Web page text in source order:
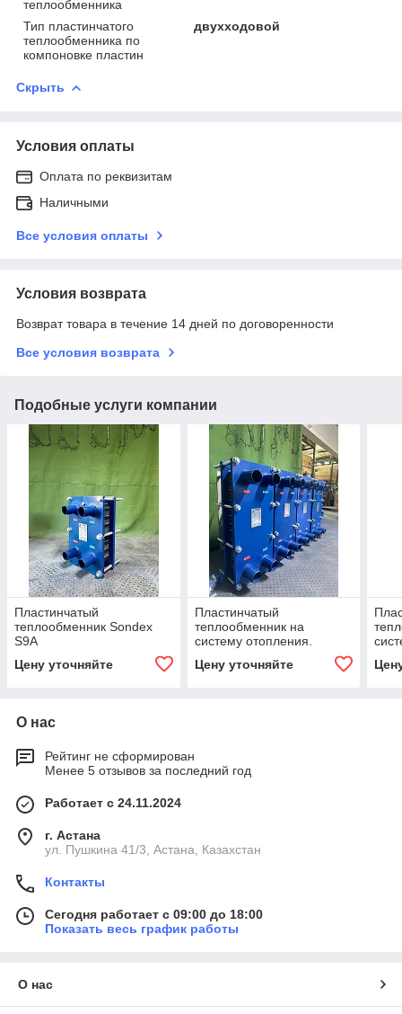
теплообменника
Тип пластинчатого
теплообменника по
компоновке пластин
двухходовой
Скрыть
Условия оплаты
Оплата по реквизитам
Наличными
Все условия оплаты
Условия возврата
Возврат товара в течение 14 дней по договоренности
Все условия возврата
Подобные услуги компании
Пластинчатый
теплообменник Sondex
S9А
Цену уточняйте
Пластинчатый
теплообменник на
систему отопления.
Цену уточняйте
О нас
Рейтинг не сформирован
Менее 5 отзывов за последний год
Работает с 24.11.2024
г. Астана
ул. Пушкина 41/3, Астана, Казахстан
Контакты
Сегодня работает с 09:00 до 18:00
Показать весь график работы
О нас